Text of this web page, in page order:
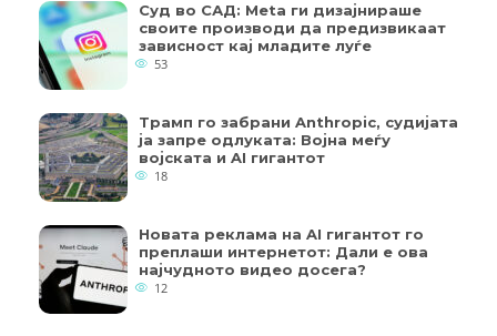
Суд во САД: Meta ги дизајнираше
своите производи да предизвикаат
зависност кај младите луѓе
53
Трамп го забрани Anthropic, судијата
ја запре одлуката: Војна меѓу
војската и AI гигантот
18
Новата реклама на AI гигантот го
преплаши интернетот: Дали е ова
најчудното видео досега?
12